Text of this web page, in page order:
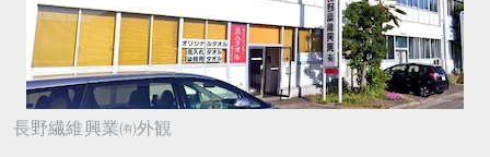
長野繊維興業㈲外観